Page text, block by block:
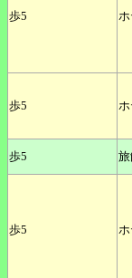
歩5
歩5
歩5
歩5